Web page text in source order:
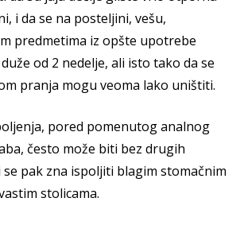
i da se na posteljini, vešu,
predmetima iz opšte upotrebe
od 2 nedelje, ali isto tako da se
pranja mogu veoma lako uništiti.
pored pomenutog analnog
često može biti bez drugih
se pak zna ispoljiti blagim stomačnim
stolicama.